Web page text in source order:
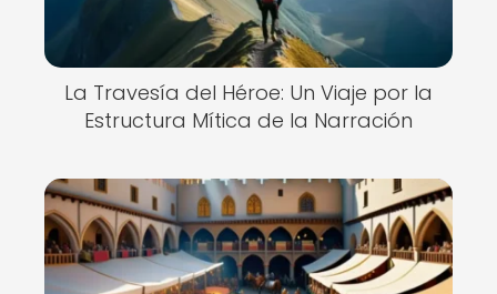
La Travesía del Héroe: Un Viaje por la
Estructura Mítica de la Narración